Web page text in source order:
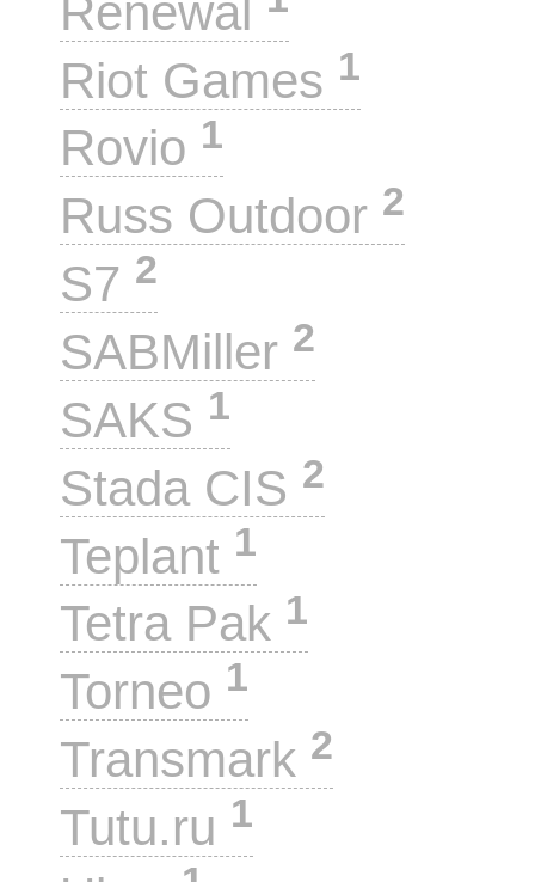
Renewal
Riot Games 1
Rovio 1
Russ Outdoor 2
S7 2
SABMiller 2
SAKS 1
Stada CIS 2
Teplant 1
Tetra Pak 1
Torneo 1
Transmark 2
Tutu.ru 1